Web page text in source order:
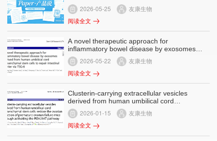
2026-05-25
友康生物
阅读全文
A novel therapeutic approach for
inflammatory bowel disease by exosomes
derived from human umbilical cord
mesenchymal stem cells to repair intestinal
barrier via TSG-6
2026-05-22
友康生物
阅读全文
Clusterin-carrying extracellular vesicles
derived from human umbilical cord
mesenchymal stem cells restore the ovarian
function of premature ovarian failure mice
through activating the PI3K/AKT pathway
2026-01-15
友康生物
阅读全文